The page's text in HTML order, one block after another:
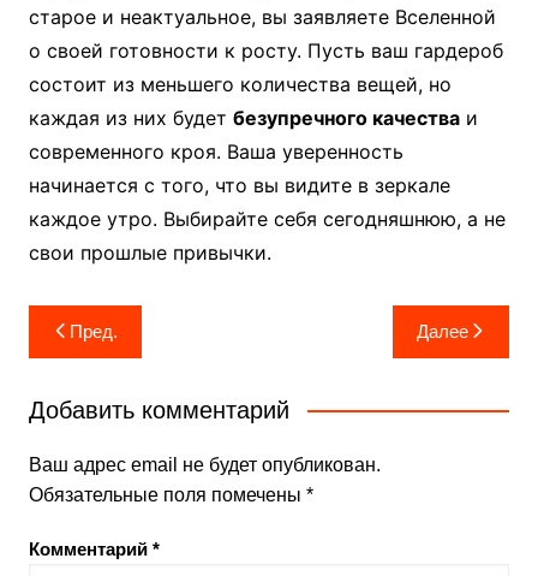
старое и неактуальное, вы заявляете Вселенной
о своей готовности к росту. Пусть ваш гардероб
состоит из меньшего количества вещей, но
каждая из них будет безупречного качестваи
современного кроя. Ваша уверенность
начинается с того, что вы видите в зеркале
каждое утро. Выбирайте себя сегодняшнюю, а не
свои прошлые привычки.
Навигация
по
записям
Пред. Далее
Добавить комментарий
Ваш адрес email не будет опубликован.
Обязательные поля помечены *
Комментарий *